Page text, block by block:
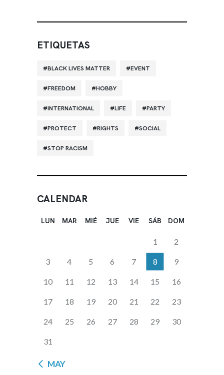
ETIQUETAS
BLACK LIVES MATTER EVENT
FREEDOM HOBBY
INTERNATIONAL LIFE PARTY
PROTECT RIGHTS SOCIAL
STOP RACISM
CALENDAR
LUN MAR MIÉ JUE VIE SÁB DOM
1 2
3 4 5 6 7 8 9
10 11 12 13 14 15 16
17 18 19 20 21 22 23
24 25 26 27 28 29 30
31
« MAY